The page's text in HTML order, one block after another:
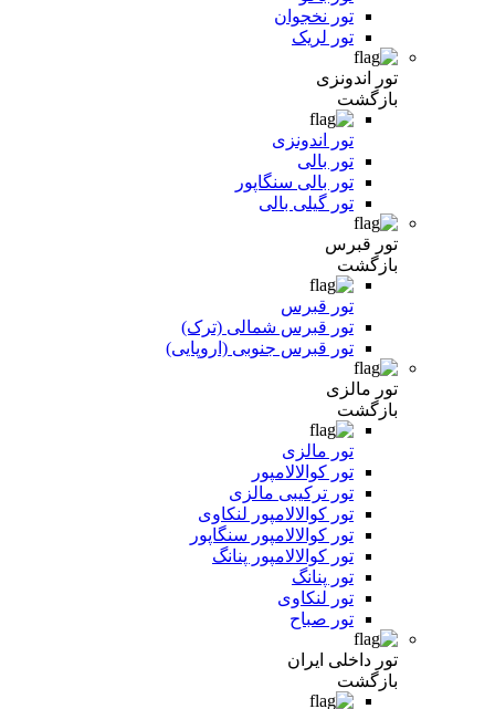
تور نخجوان
تور لریک
تور اندونزی
بازگشت
تور اندونزی
تور بالی
تور بالی سنگاپور
تور گیلی بالی
تور قبرس
بازگشت
تور قبرس
تور قبرس شمالی (ترک)
تور قبرس جنوبی (اروپایی)
تور مالزی
بازگشت
تور مالزی
تور کوالالامپور
تور ترکیبی مالزی
تور کوالالامپور لنکاوی
تور کوالالامپور سنگاپور
تور کوالالامپور پنانگ
تور پنانگ
تور لنکاوی
تور صباح
تور داخلی ایران
بازگشت